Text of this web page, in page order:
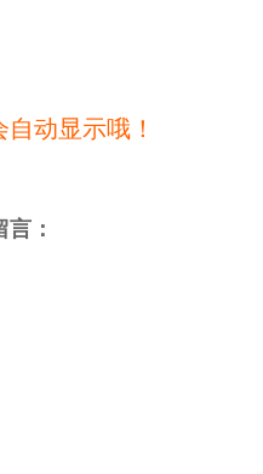
动显示哦！
：